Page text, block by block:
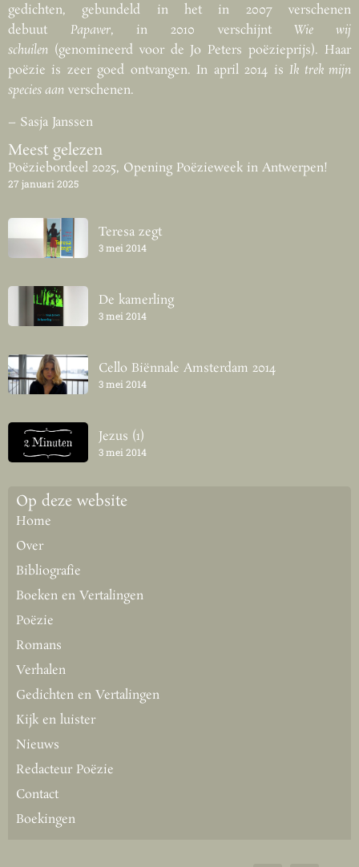
gedichten, gebundeld in het in 2007 verschenen
debuut Papaver, in 2010 verschijntWie wij
schuilen (genomineerd voor de Jo Peters poëzieprijs). Haar
poëzie is zeer goed ontvangen. In april 2014 isIk trek mijn
species aan verschenen.
– Sasja Janssen
Meest gelezen
Poëziebordeel 2025, Opening Poëzieweek in Antwerpen!
27 januari 2025
Teresa zegt
3 mei 2014
De kamerling
3 mei 2014
Cello Biënnale Amsterdam 2014
3 mei 2014
Jezus (1)
3 mei 2014
Op deze website
Home
Over
Bibliografie
Boeken en Vertalingen
Poëzie
Romans
Verhalen
Gedichten en Vertalingen
Kijk en luister
Nieuws
Redacteur Poëzie
Contact
Boekingen